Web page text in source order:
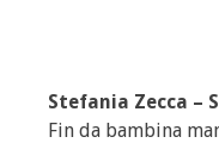
Stefania Zecca –
Fin da bambina